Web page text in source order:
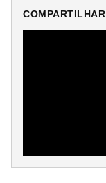
COMPARTILHAR